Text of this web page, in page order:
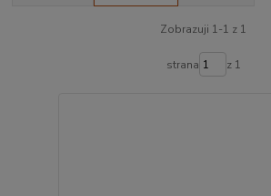
Zobrazuji 1-1 z 1
strana z 1